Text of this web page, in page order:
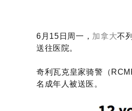
6月15日周一， 加拿大不
送往医院。
奇利瓦克皇家骑警（
名成年人被送医。